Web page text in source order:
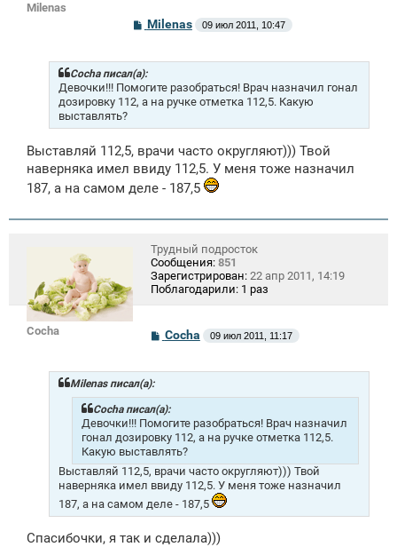
Milenas
С
б
щ
е
н
и
Milenas 09 июл 2011, 10:47
Cocha писал(а):
Девочки!!! Помогите разобраться! Врач назначил гонал
дозировку 112, а на ручке отметка 112,5. Какую
выставлять?
Выставляй 112,5, врачи часто округляют))) Твой
наверняка имел ввиду 112,5. У меня тоже назначил
187, а на самом деле - 187,5
Cocha
Трудный подросток
Сообщения: 851
Зарегистрирован: 22 апр 2011, 14:19
Поблагодарили: 1 раз
С
о
б
е
н
и
Cocha 09 июл 2011, 11:17
Milenas писал(а):
Cocha писал(а):
Девочки!!! Помогите разобраться! Врач назначил
гонал дозировку 112, а на ручке отметка 112,5.
Какую выставлять?
Выставляй 112,5, врачи часто округляют))) Твой
наверняка имел ввиду 112,5. У меня тоже назначил
187, а на самом деле - 187,5
Спасибочки, я так и сделала)))